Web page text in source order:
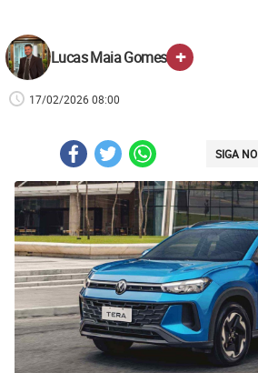
Lucas Maia Gomes +
17/02/2026 08:00
SIGA NO